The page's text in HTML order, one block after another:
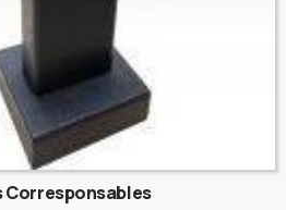
Corresponsables